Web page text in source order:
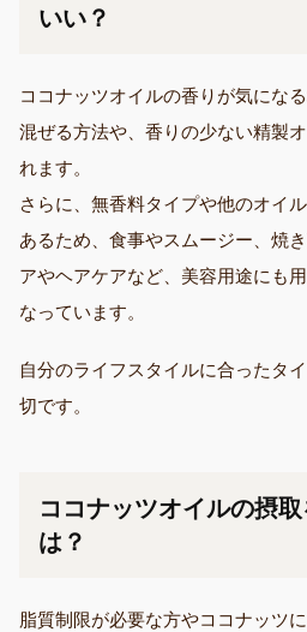
いい？
ココナッツオイルの香りが気にな
混ぜる方法や、香りの少ない精製
れます。
さらに、無香料タイプや他のオイ
あるため、食事やスムージー、焼
アやヘアケアなど、美容用途にも
なっています。
自分のライフスタイルに合ったタ
切です。
ココナッツオイルの摂
は？
脂質制限が必要な方やココナッツ